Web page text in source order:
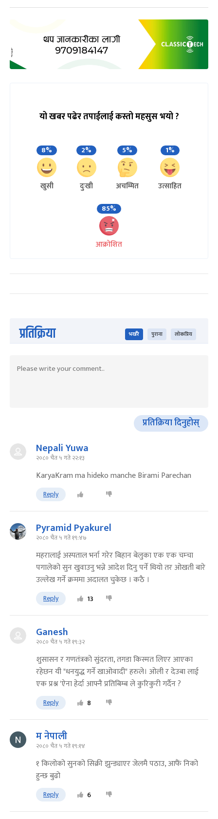
यो खबर पढेर तपाईलाई कस्तो महसुस भयो ?
8%
खुसी
2%
दुःखी
5%
अचम्मित
1%
उत्साहित
85%
आक्रोशित
प्रतिक्रिया भर्खरै पुराना लोकप्रिय
प्रतिक्रिया दिनुहोस्
Nepali Yuwa
२०८० चैत ५ गते २२:१३
KaryaKram ma hideko manche Birami Parechan
Reply
Pyramid Pyakurel
२०८० चैत ५ गते १९:४७
महरालाई अस्पताल भर्ना गरेर बिहान बेलुका एक एक चम्चा
पगालेको सुन खुवाउनु भन्ने आदेश दिनु पर्ने थियो तर ओखती बारे
उल्लेख गर्ने क्रममा अदालत चुकेछ । कठै ।
Reply 13
Ganesh
२०८० चैत ५ गते १९:३२
शुसासन र गणतंत्रको सुंदरता, तगडा किस्मत लिएर आएका
रहेछन यी "धनयुद्ध गर्ने खाओवादी" हरुले। ओली र देउबा लाई
एक प्रश्न 'ऐना हेर्दा आफ्नै प्रतिबिम्ब ले कुरिकुरी गर्दैन ?
Reply 8
म नेपाली
२०८० चैत ५ गते १९:१४
१ किलोको सुनको सिक्री झुन्ड्याएर जेलमै पठाउ, आफैं निको
हुन्छ बुढो
Reply 6